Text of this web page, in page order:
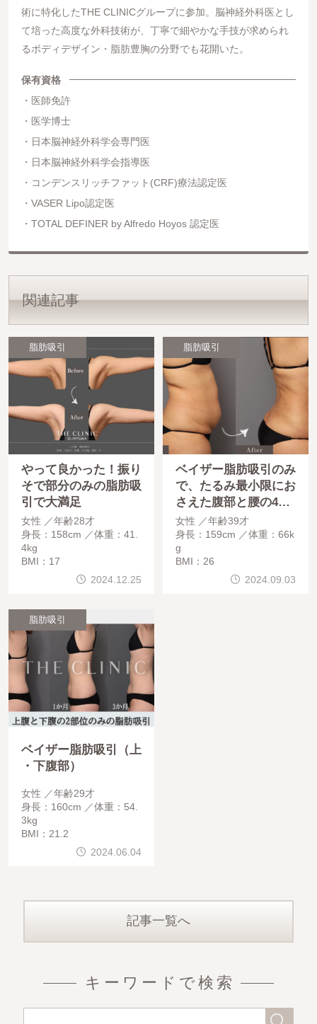
術に特化したTHE CLINICグループに参加。脳神経外科医とし
て培った⾼度な外科技術が、丁寧で細やかな⼿技が求められ
るボディデザイン・脂肪豊胸の分野でも花開いた。
保有資格
医師免許
医学博士
日本脳神経外科学会専門医
日本脳神経外科学会指導医
コンデンスリッチファット(CRF)療法認定医
VASER Lipo認定医
TOTAL DEFINER by Alfredo Hoyos 認定医
関連記事
脂肪吸引
やって良かった！振り
そで部分のみの脂肪吸
引で大満足
女性
年齢28才
身長：158cm
体重：41.
4kg
BMI：17
2024.12.25
脂肪吸引
ベイザー脂肪吸引のみ
で、たるみ最小限にお
さえた腹部と腰の4カ
月経過！！
女性
年齢39才
身長：159cm
体重：66k
g
BMI：26
2024.09.03
脂肪吸引
ベイザー脂肪吸引（上
・下腹部）
女性
年齢29才
身長：160cm
体重：54.
3kg
BMI：21.2
2024.06.04
記事一覧へ
キーワードで検索